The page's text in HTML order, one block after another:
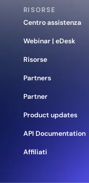
RISORSE
Centro assistenza
Webinar | eDesk
Risorse
Partners
Partner
Product updates
API Documentation
Affiliati